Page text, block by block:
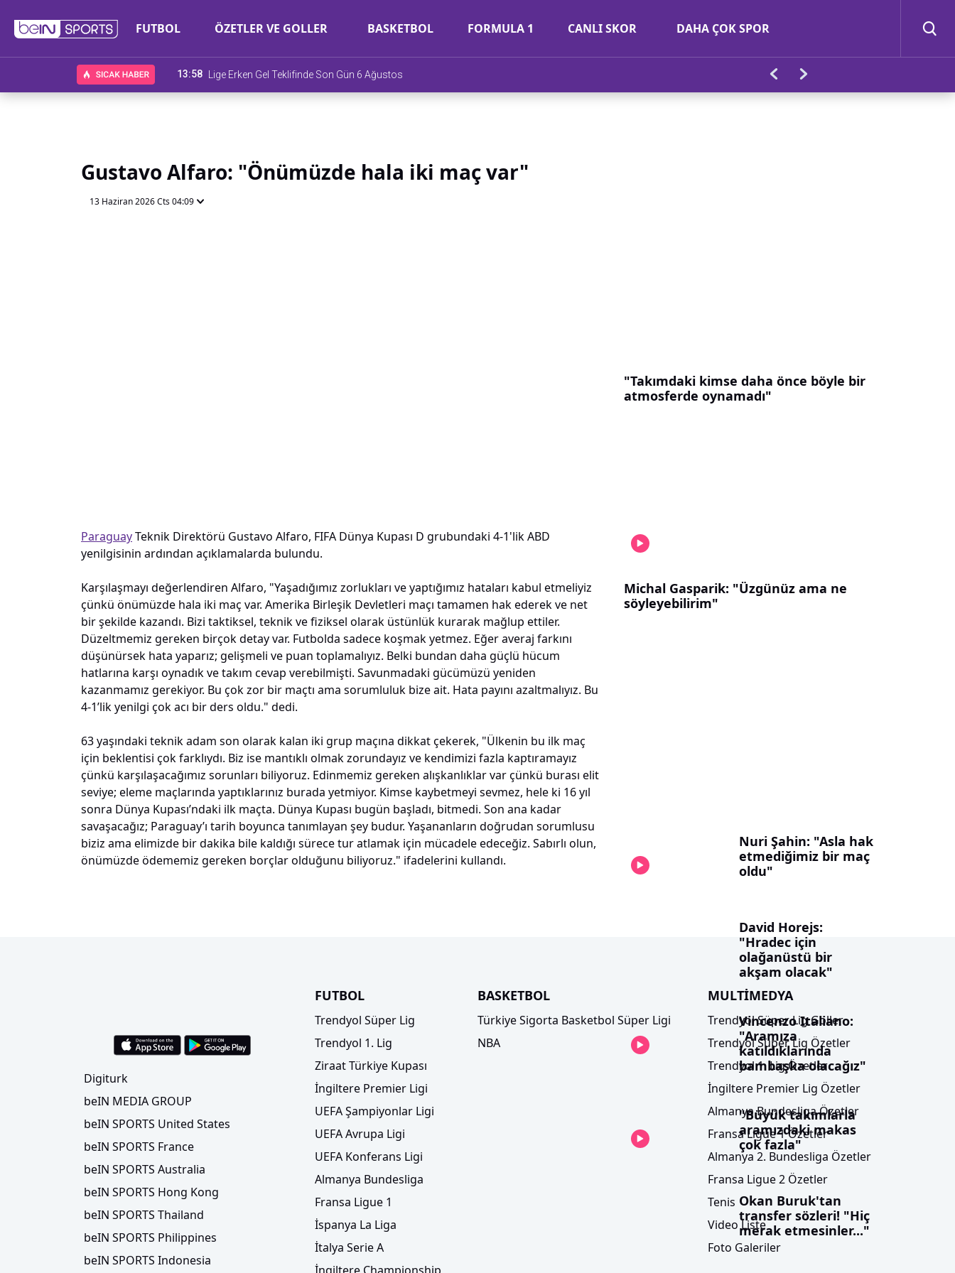
FUTBOL ÖZETLER VE GOLLER BASKETBOL FORMULA 1 CANLI SKOR DAHA ÇOK SPOR
13:58 Lige Erken Gel Teklifinde Son Gün 6 Ağustos
Gustavo Alfaro: "Önümüzde hala iki maç var"
13 Haziran 2026 Cts 04:09
ParaguayTeknik Direktörü Gustavo Alfaro, FIFA Dünya Kupası D grubundaki 4-1'lik ABD
yenilgisinin ardından açıklamalarda bulundu.
Karşılaşmayı değerlendiren Alfaro, "Yaşadığımız zorlukları ve yaptığımız hataları kabul etmeliyiz
çünkü önümüzde hala iki maç var. Amerika Birleşik Devletleri maçı tamamen hak ederek ve net
bir şekilde kazandı. Bizi taktiksel, teknik ve fiziksel olarak üstünlük kurarak mağlup ettiler.
Düzeltmemiz gereken birçok detay var. Futbolda sadece koşmak yetmez. Eğer averaj farkını
düşünürsek hata yaparız; gelişmeli ve puan toplamalıyız. Belki bundan daha güçlü hücum
hatlarına karşı oynadık ve takım cevap verebilmişti. Savunmadaki gücümüzü yeniden
kazanmamız gerekiyor. Bu çok zor bir maçtı ama sorumluluk bize ait. Hata payını azaltmalıyız. Bu
4-1’lik yenilgi çok acı bir ders oldu." dedi.
63 yaşındaki teknik adam son olarak kalan iki grup maçına dikkat çekerek, "Ülkenin bu ilk maç
için beklentisi çok farklıydı. Biz ise mantıklı olmak zorundayız ve kendimizi fazla kaptıramayız
çünkü karşılaşacağımız sorunları biliyoruz. Edinmemiz gereken alışkanlıklar var çünkü burası elit
seviye; eleme maçlarında yaptıklarınız burada yetmiyor. Kimse kaybetmeyi sevmez, hele ki 16 yıl
sonra Dünya Kupası’ndaki ilk maçta. Dünya Kupası bugün başladı, bitmedi. Son ana kadar
savaşacağız; Paraguay’ı tarih boyunca tanımlayan şey budur. Yaşananların doğrudan sorumlusu
biziz ama elimizde bir dakika bile kaldığı sürece tur atlamak için mücadele edeceğiz. Sabırlı olun,
önümüzde ödememiz gereken borçlar olduğunu biliyoruz." ifadelerini kullandı.
"Takımdaki kimse daha önce böyle bir
atmosferde oynamadı"
Michal Gasparik: "Üzgünüz ama ne
söyleyebilirim"
Nuri Şahin: "Asla hak
etmediğimiz bir maç
oldu"
David Horejs:
"Hradec için
olağanüstü bir
akşam olacak"
Vincenzo Italiano:
"Aramıza
katıldıklarında
bambaşka olacağız"
"Büyük takımlarla
aramızdaki makas
çok fazla"
Okan Buruk'tan
transfer sözleri! "Hiç
merak etmesinler..."
Digiturk
beIN MEDIA GROUP
beIN SPORTS United States
beIN SPORTS France
beIN SPORTS Australia
beIN SPORTS Hong Kong
beIN SPORTS Thailand
beIN SPORTS Philippines
beIN SPORTS Indonesia
FUTBOL
Trendyol Süper Lig
Trendyol 1. Lig
Ziraat Türkiye Kupası
İngiltere Premier Ligi
UEFA Şampiyonlar Ligi
UEFA Avrupa Ligi
UEFA Konferans Ligi
Almanya Bundesliga
Fransa Ligue 1
İspanya La Liga
İtalya Serie A
BASKETBOL
Türkiye Sigorta Basketbol Süper Ligi
NBA
MULTİMEDYA
Trendyol Süper Lig Goller
Trendyol Süper Lig Özetler
Trendyol 1. Lig Özetler
İngiltere Premier Lig Özetler
Almanya Bundesliga Özetler
Fransa Ligue 1 Özetler
Almanya 2. Bundesliga Özetler
Fransa Ligue 2 Özetler
Tenis
Video Liste
Foto Galeriler